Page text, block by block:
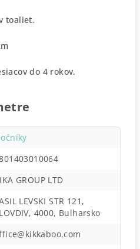
toaliet.
do 4 rokov.
GROUP LTD
LEVSKI STR 121,
4000, Bulharsko